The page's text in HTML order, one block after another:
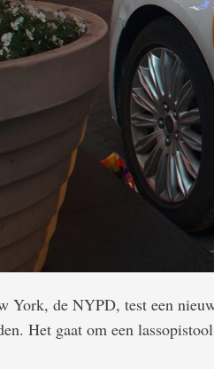
York, de NYPD, test een
Het gaat om een